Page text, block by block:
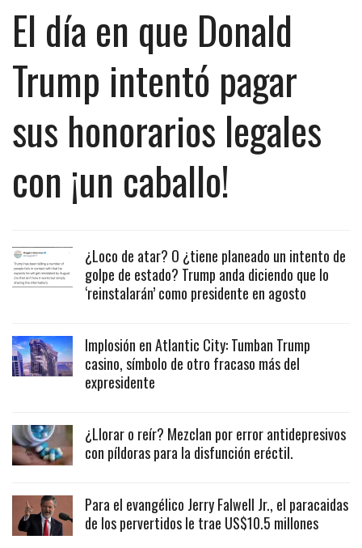
El día en que Donald
Trump intentó pagar
sus honorarios legales
con ¡un caballo!
¿Loco de atar? O ¿tiene planeado un intento de
golpe de estado? Trump anda diciendo que lo
‘reinstalarán’ como presidente en agosto
Implosión en Atlantic City: Tumban Trump
casino, símbolo de otro fracaso más del
expresidente
¿Llorar o reír? Mezclan por error antidepresivos
con píldoras para la disfunción eréctil.
Para el evangélico Jerry Falwell Jr., el paracaidas
de los pervertidos le trae US$10.5 millones